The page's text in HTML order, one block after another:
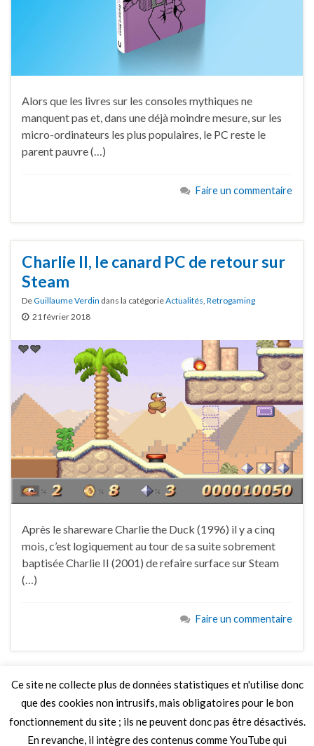
Alors que les livres sur les consoles mythiques ne
manquent pas et, dans une déjà moindre mesure, sur les
micro-ordinateurs les plus populaires, le PC reste le
parent pauvre (…)
Faire un commentaire
Charlie II, le canard PC de retour sur
Steam
DeGuillaume Verdin dans la catégorieActualités Retrogaming
21 février 2018
Après le shareware Charlie the Duck (1996) il y a cinq
mois, c’est logiquement au tour de sa suite sobrement
baptisée Charlie II (2001) de refaire surface sur Steam
(…)
Faire un commentaire
LIRE PLUS
Ce site ne collecte plus de données statistiques et n'utilise donc
que des cookies non intrusifs, mais obligatoires pour le bon
fonctionnement du site ; ils ne peuvent donc pas être désactivés.
En revanche, il intègre des contenus comme YouTube qui